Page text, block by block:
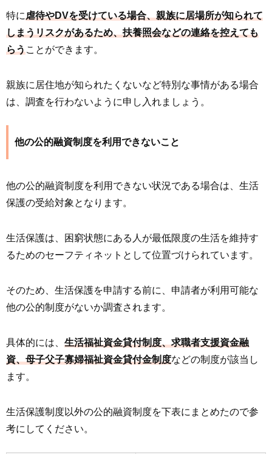
特に虐待やDVを受けている場合、親族に居場所が知られて
しまうリスクがあるため、扶養照会などの連絡を控えても
らうことができます。
親族に居住地が知られたくないなど特別な事情がある場合
は、調査を行わないように申し入れましょう。
他の公的融資制度を利用できないこと
他の公的融資制度を利用できない状況である場合は、生活
保護の受給対象となります。
生活保護は、困窮状態にある人が最低限度の生活を維持す
るためのセーフティネットとして位置づけられています。
そのため、生活保護を申請する前に、申請者が利用可能な
他の公的制度がないか調査されます。
具体的には、 生活福祉資金貸付制度、求職者支援資金融
資、母子父子寡婦福祉資金貸付金制度などの制度が該当し
ます。
生活保護制度以外の公的融資制度を下表にまとめたので参
考にしてください。